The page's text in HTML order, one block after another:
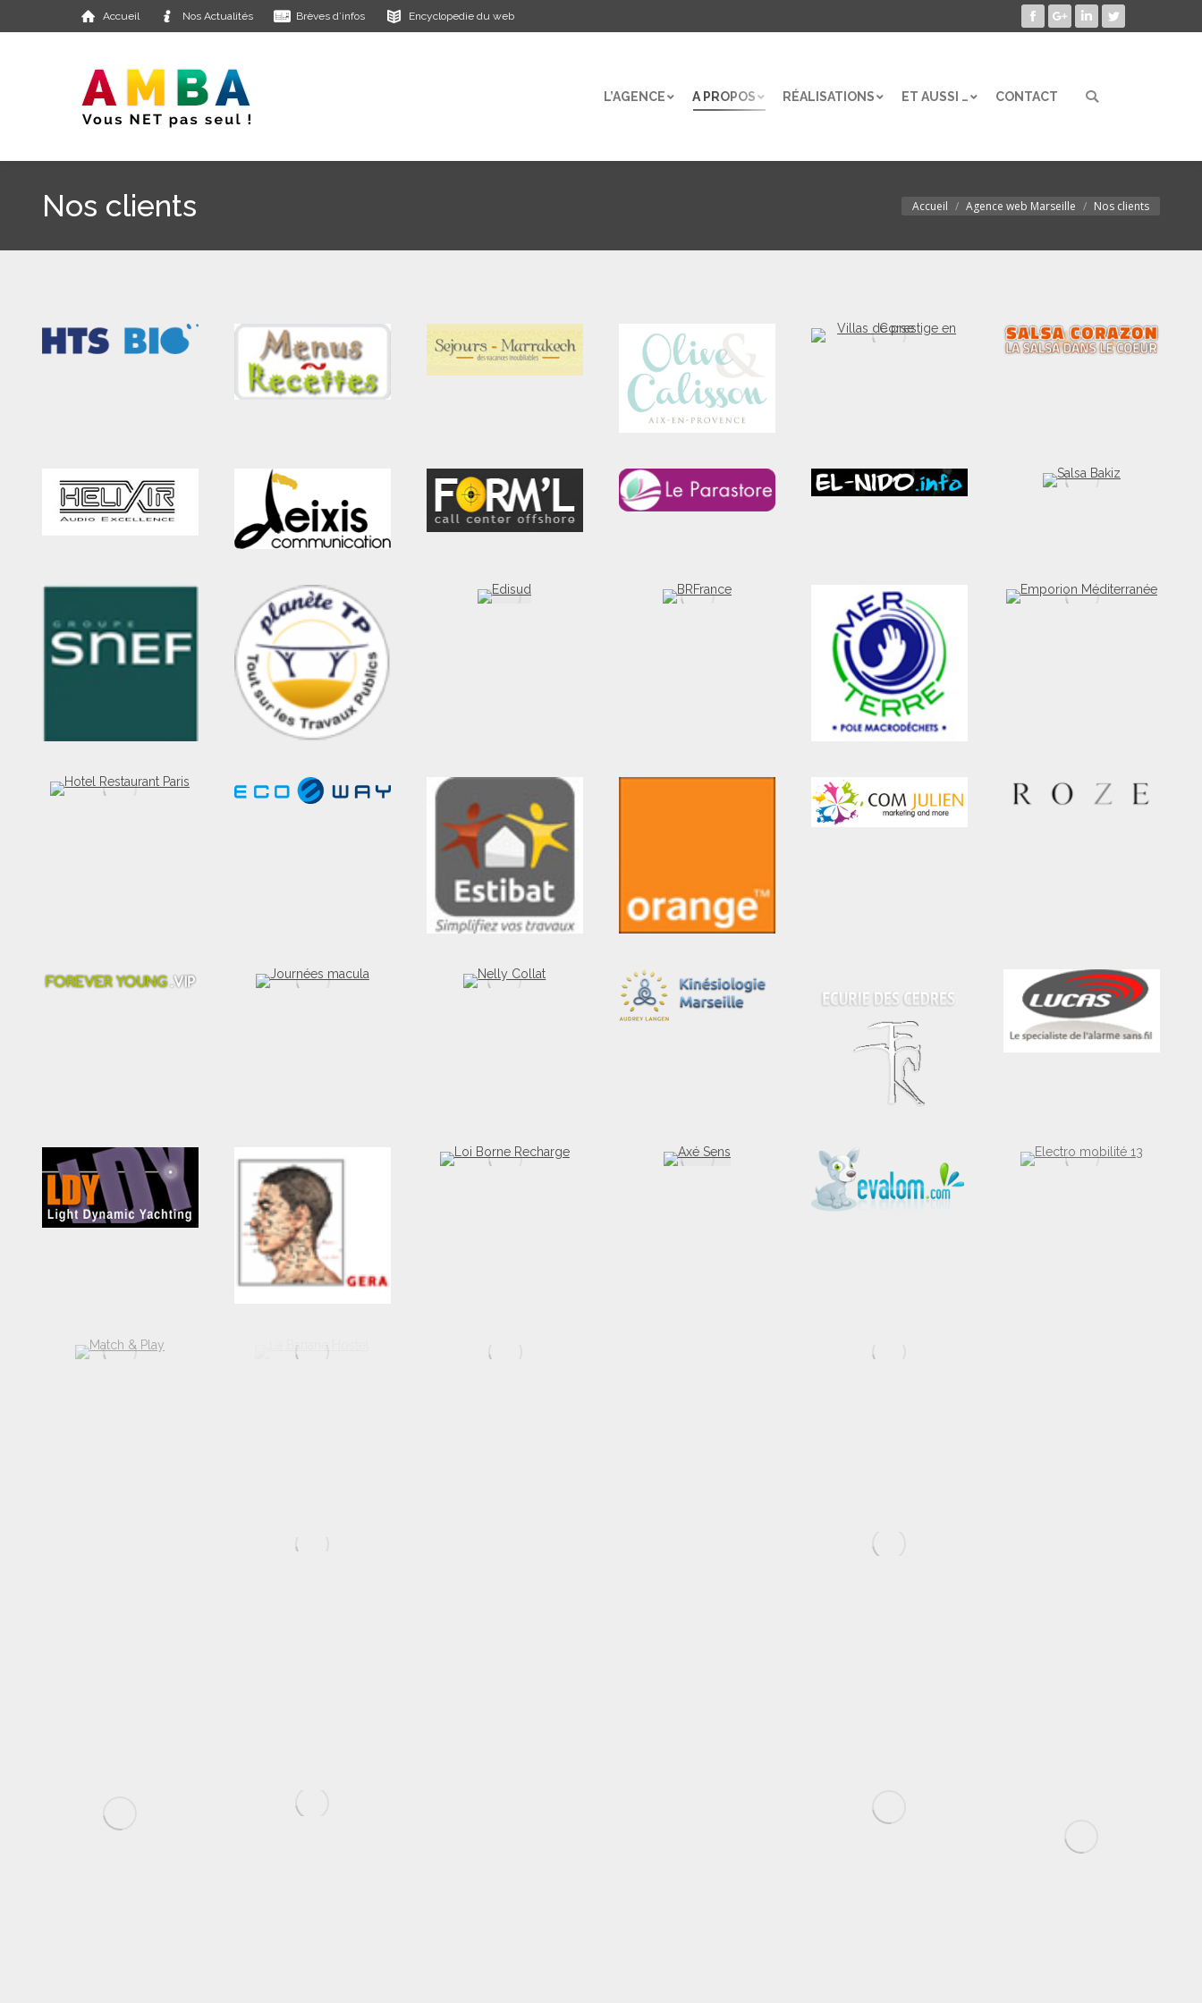
Accueil Nos Actualités Brèves d’infos Encyclopedie du web
Facebook
Google+LinkedInTwitter
L’AGENCE A PROPOS RÉALISATIONS ET AUSSI … CONTACT Search:
Nos clients Vous êtes ici :
Accueil Agence web Marseille Nos clients